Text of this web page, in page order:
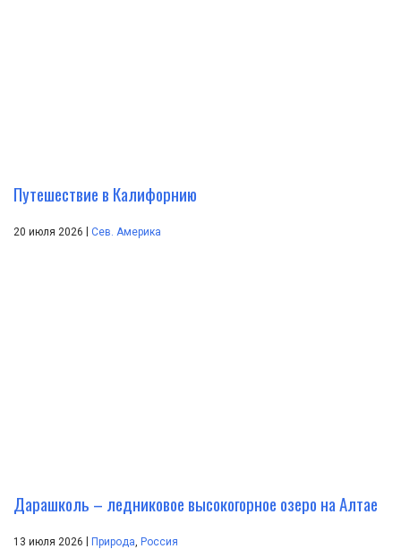
Путешествие в Калифорнию
20 июля 2026 Сев. Америка
Дарашколь – ледниковое высокогорное озеро на Алтае
13 июля 2026 | Природа, Россия